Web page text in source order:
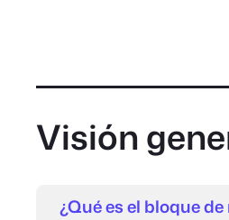
Visión
¿Qué es el bloque